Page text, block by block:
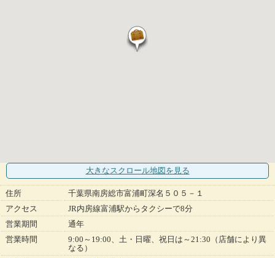
大きなスクロール地図 を見る
住所
千葉県南房総市富浦町深名５０５－１
アクセス
JR内房線富浦駅からタクシーで8分
営業期間
通年
営業時間
9:00～19:00、土・日曜、祝日は～21:30（店舗により異
なる）